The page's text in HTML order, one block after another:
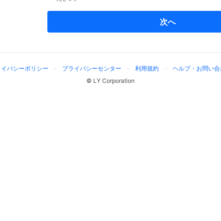
次へ
バシーポリシー プライバシーセンター 利用規約
ヘルプ・お問い
© LY Corporation